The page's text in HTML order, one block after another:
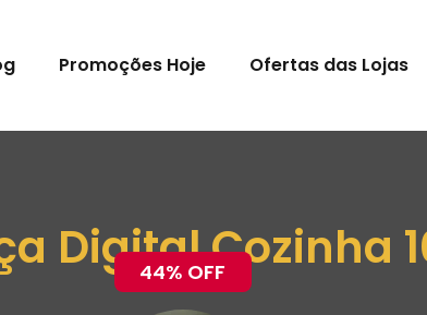
Promoções Hoje Ofertas das Lojas
Digital Cozinha
44% OFF